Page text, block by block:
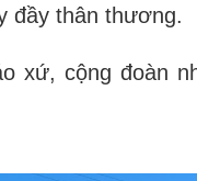
đầy thân thương.
xứ, cộng đoàn